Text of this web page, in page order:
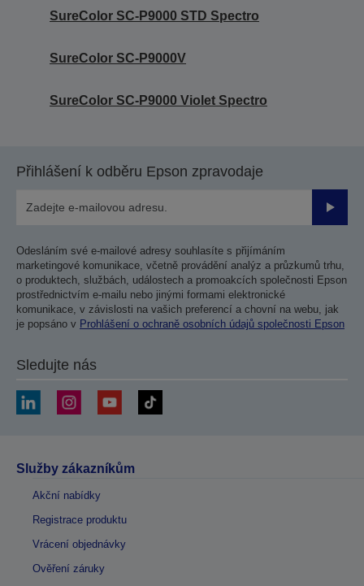
SureColor SC-P9000 STD Spectro
SureColor SC-P9000V
SureColor SC-P9000 Violet Spectro
Přihlášení k odběru Epson zpravodaje
Odesláním své e-mailové adresy souhlasíte s přijímáním
marketingové komunikace, včetně provádění analýz a průzkumů trhu,
o produktech, službách, událostech a promoakcích společnosti Epson
prostřednictvím e-mailu nebo jinými formami elektronické
komunikace, v závislosti na vašich preferencí a chovní na webu, jak
je popsáno v Prohlášení o ochraně osobních údajů společnosti Epson
Sledujte nás
Služby zákazníkům
Akční nabídky
Registrace produktu
Vrácení objednávky
Ověření záruky